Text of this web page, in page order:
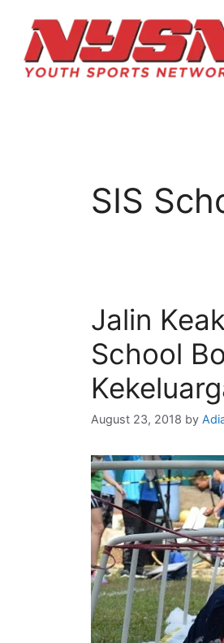
SIS
Jalin
School
August 23, 2018 by